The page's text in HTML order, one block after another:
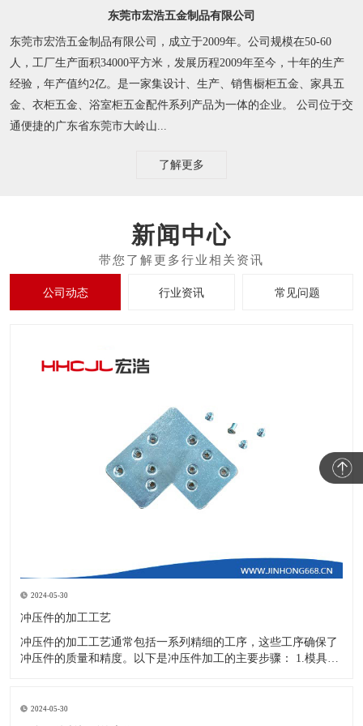
东莞市宏浩五金制品有限公司
东莞市宏浩五金制品有限公司，成立于2009年。公司规模在50-60
人，工厂生产面积34000平方米，发展历程2009年至今，十年的生产
经验，年产值约2亿。是一家集设计、生产、销售橱柜五金、家具五
金、衣柜五金、浴室柜五金配件系列产品为一体的企业。 公司位于交
通便捷的广东省东莞市大岭山...
了解更多
新闻中心
公司动态 行业资讯 常见问题
2024-05-30
冲压件的加工工艺
冲压件的加工工艺通常包括一系列精细的工序，这些工序确保了
冲压件的质量和精度。以下是冲压件加工的主要步骤： 1.模具设
开料与落料：在图纸上标注尺寸后，根据图纸要求选择合适的板
材。然
2024-05-30